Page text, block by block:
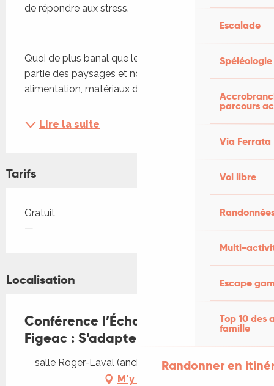
Escalade
Spéléologie
parcours
Via Ferrata
Vol libre
Multi-
Escape
Top 10 des
famille
Randonner en
de répondre aux stress.
Quoi de plus banal que les plantes ? Elles font
partie des paysages et nous fournissent
alimentation, matériaux de construction,...
Lire la suite
Tarifs
Tarifs 2026
Gratuit
—
Localisation
Conférence l’Écho des sciences à
Figeac : S’adapter sans bouger...
salle Roger-Laval (ancien CES), 46100 Figeac
M'y rendre